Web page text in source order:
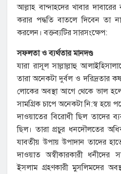
আল্লাহ বান্দাহদের খাবার
করার পদ্ধতি বাতলে দিবেন তা
করলেন। বক্তব্যটির সারসংক্ষেপ:
সফলতা ও ব্যর্থতার মানদণ্ড
যারা রাসূল সাল্লাল্লাহু
তারা অনেকটা দুর্বল ও দরিদ্রতার
লোকের অবস্থা আগে থেকে ভাল
সামগ্রিক চাপে অনেকটা নি:স্ব হয়ে
দাওয়াতের বিরোধী ছিল তাদের
ছিল। তারা প্রচুর ধনদৌলতের
যাবতীয় উপায় উপাদান তাদের
দাওয়াত অস্বীকারকারী
ইসলাম গ্রহণকারী মুসলিমদের